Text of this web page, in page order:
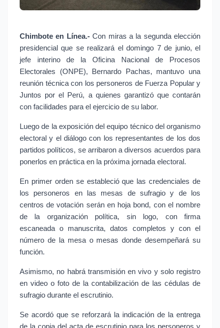
Chimbote en Línea.- Con miras a la segunda elección
presidencial que se realizará el domingo 7 de junio, el
jefe interino de la Oficina Nacional de Procesos
Electorales (ONPE), Bernardo Pachas, mantuvo una
reunión técnica con los personeros de Fuerza Popular y
Juntos por el Perú, a quienes garantizó que contarán
con facilidades para el ejercicio de su labor.
Luego de la exposición del equipo técnico del organismo
electoral y el diálogo con los representantes de los dos
partidos políticos, se arribaron a diversos acuerdos para
ponerlos en práctica en la próxima jornada electoral.
En primer orden se estableció que las credenciales de
los personeros en las mesas de sufragio y de los
centros de votación serán en hoja bond, con el nombre
de la organización política, sin logo, con firma
escaneada o manuscrita, datos completos y con el
número de la mesa o mesas donde desempeñará su
función.
Asimismo, no habrá transmisión en vivo y solo registro
en video o foto de la contabilización de las cédulas de
sufragio durante el escrutinio.
Se acordó que se reforzará la indicación de la entrega